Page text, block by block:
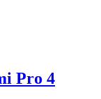
Pro 4